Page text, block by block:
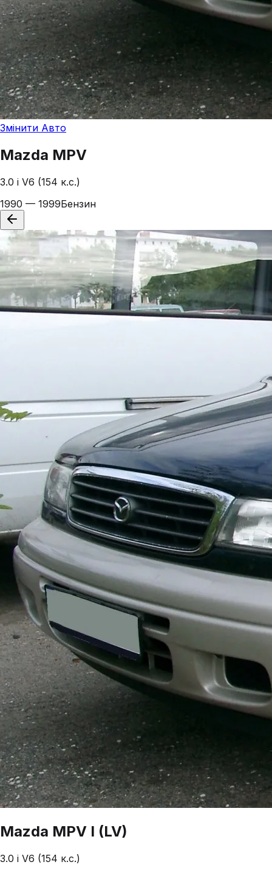
Змінити Авто
Mazda MPV
3.0 i V6 (154 к.с.)
1990 — 1999Бензин
Mazda MPV I (LV)
3.0 i V6 (154 к.с.)